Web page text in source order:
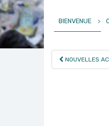
BIENVENUE >
DES
NOUVELLES